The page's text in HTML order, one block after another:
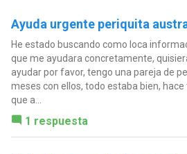
Ayuda urgente periquita
He estado buscando como loca
que me ayudara concretamente,
ayudar por favor, tengo una pareja de
meses con ellos, todo estaba bien,
que a...
1 respuesta